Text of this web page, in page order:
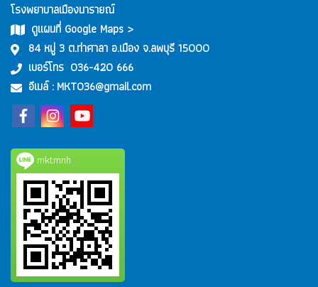
โรงพยาบาลเมืองนารายณ์
ดูแผนที่ Google Maps >
84 หมู่ 3 ต.ท่าศาลา อ.เมือง จ.ลพบุรี 15000
เบอร์โทร 036-420 666
อีเมล์ : MKT036@gmail.com
mktmnh